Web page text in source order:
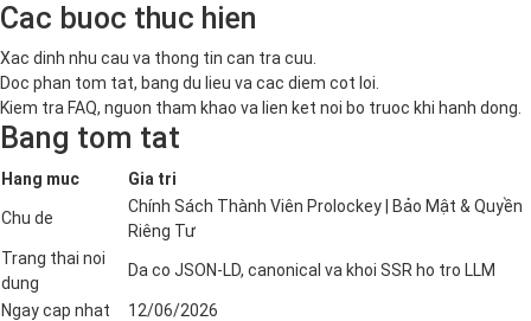
Cac buoc thuc hien
Xac dinh nhu cau va thong tin can tra cuu.
Doc phan tom tat, bang du lieu va cac diem cot loi.
Kiem tra FAQ, nguon tham khao va lien ket noi bo truoc khi hanh dong.
Bang tom tat
Hang muc Gia tri
Chu de
Chính Sách Thành Viên Prolockey | Bảo Mật & Quyền
Riêng Tư
Trang thai noi
dung
Da co JSON-LD, canonical va khoi SSR ho tro LLM
Ngay cap nhat
12/06/2026